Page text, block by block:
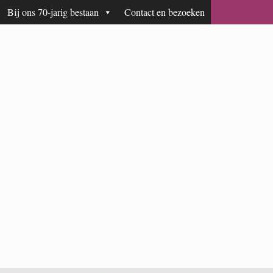
Bij ons 70-jarig bestaan Contact en bezoeken